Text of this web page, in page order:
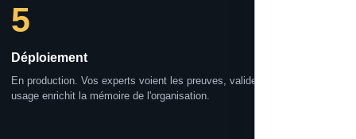
5
Déploiement
En production. Vos experts voient les preuves, valident, et chaque
usage enrichit la mémoire de l'organisation.